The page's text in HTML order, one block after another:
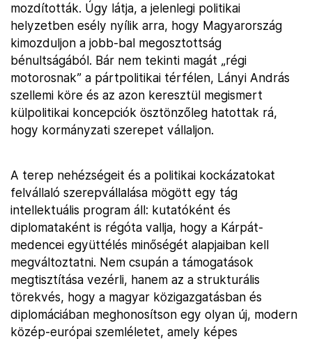
mozdították. Úgy látja, a jelenlegi politikai
helyzetben esély nyílik arra, hogy Magyarország
kimozduljon a jobb-bal megosztottság
bénultságából. Bár nem tekinti magát „régi
motorosnak” a pártpolitikai térfélen, Lányi András
szellemi köre és az azon keresztül megismert
külpolitikai koncepciók ösztönzőleg hatottak rá,
hogy kormányzati szerepet vállaljon.
A terep nehézségeit és a politikai kockázatokat
felvállaló szerepvállalása mögött egy tág
intellektuális program áll: kutatóként és
diplomataként is régóta vallja, hogy a Kárpát-
medencei együttélés minőségét alapjaiban kell
megváltoztatni. Nem csupán a támogatások
megtisztítása vezérli, hanem az a strukturális
törekvés, hogy a magyar közigazgatásban és
diplomáciában meghonosítson egy olyan új, modern
közép-európai szemléletet, amely képes